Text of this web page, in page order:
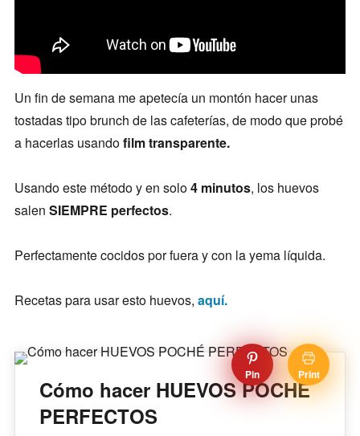
Un fin de semana me apetecía un montón hacer unas
tostadas tipo brunch de las cafeterías, de modo que probé
a hacerlas usandofilm transparente.
Usando este método y en solo4 minutos, los huevos
salen SIEMPRE perfectos.
Perfectamente cocidos por fuera y con la yema líquida.
Recetas para usar esto huevos, aquí.
Pin Print
Cómo hacer HUEVOS POCHÉ
PERFECTOS